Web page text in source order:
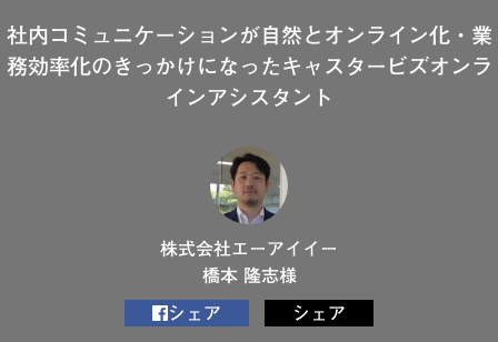
社内コミュニケーションが自然とオンライン化・業
務効率化のきっかけになったキャスタービズオンラ
インアシスタント
株式会社エーアイイー
橋本 隆志様
シェア シェア